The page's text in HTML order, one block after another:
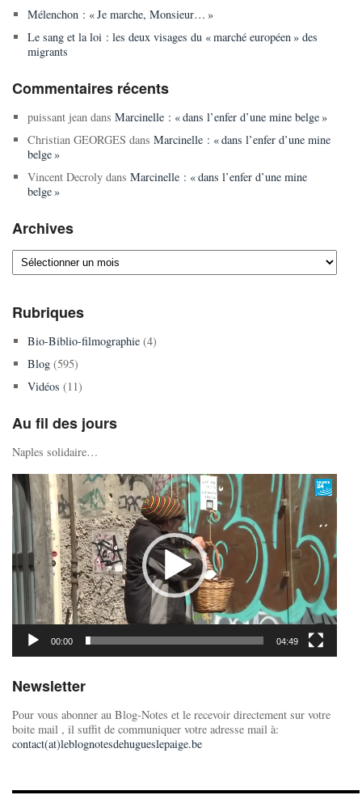
Mélenchon : « Je marche, Monsieur… »
Le sang et la loi : les deux visages du « marché européen » des
migrants
Commentaires récents
puissant jean dans Marcinelle : « dans l’enfer d’une mine belge »
Christian GEORGES dans Marcinelle : « dans l’enfer d’une mine
belge »
Vincent Decrolydans Marcinelle : « dans l’enfer d’une mine
belge »
Archives
Archives
Rubriques
Bio-Biblio-filmographie(4)
Blog(595)
Vidéos (11)
Au fil des jours
Naples solidaire…
Lecteur
vidéo
00:00 04:49
Newsletter
Pour vous abonner au Blog-Notes et le recevoir directement sur votre
boite mail , il suffit de communiquer votre adresse mail à:
contact(at)leblognotesdehugueslepaige.be